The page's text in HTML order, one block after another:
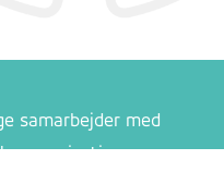
samarbejder med
organisationer